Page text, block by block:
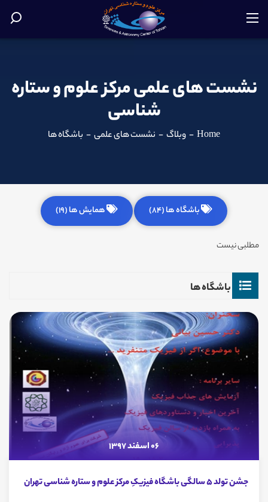
نشست های علمی مرکز علوم و ستاره
شناسی
Home
- وبلاگ - نشست های علمی - باشگاه ها
باشگاه ها (84) همایش ها (19)
مطلبی نیست
باشگاه ها
06 اسفند 1397
جشن تولد 5 سالگی باشگاه فیزیکِ مرکز علوم و ستاره شناسی تهران